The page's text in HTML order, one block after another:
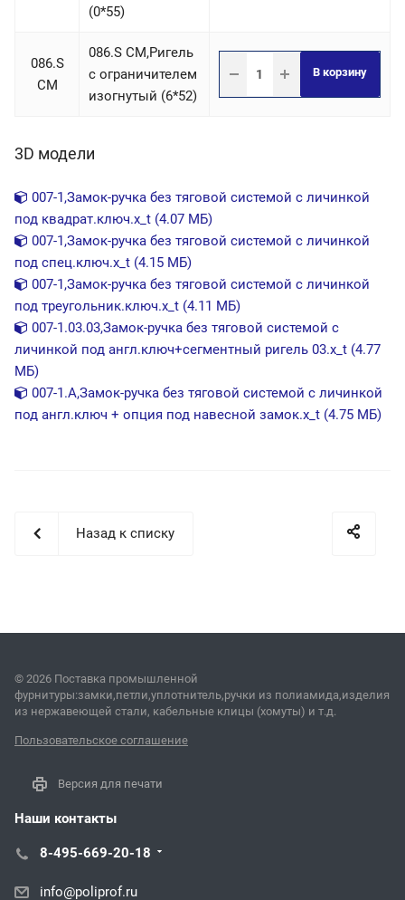
(0*55)
086.S
СM
086.S СM,Ригель
c ограничителем
изогнутый (6*52)
В корзину
3D модели
007-1,Замок-ручка без тяговой системой с личинкой
под квадрат.ключ.x_t (4.07 МБ)
007-1,Замок-ручка без тяговой системой с личинкой
под спец.ключ.x_t (4.15 МБ)
007-1,Замок-ручка без тяговой системой с личинкой
под треугольник.ключ.x_t (4.11 МБ)
007-1.03.03,Замок-ручка без тяговой системой с
личинкой под англ.ключ+сегментный ригель 03.x_t (4.77
МБ)
007-1.A,Замок-ручка без тяговой системой с личинкой
под англ.ключ + опция под навесной замок.x_t (4.75 МБ)
Назад к списку
© 2026 Поставка промышленной
фурнитуры:замки,петли,уплотнитель,ручки из полиамида,изделия
из нержавеющей стали, кабельные клицы (хомуты) и т.д.
Пользовательское соглашение
Версия для печати
Наши контакты
8-495-669-20-18
info@poliprof.ru